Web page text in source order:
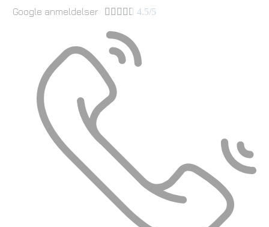
Google anmeldelser      4.5/5